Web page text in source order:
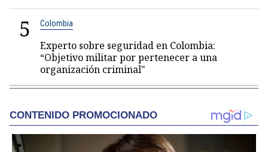
5 Colombia
Experto sobre seguridad en Colombia:
“Objetivo militar por pertenecer a una
organización criminal"